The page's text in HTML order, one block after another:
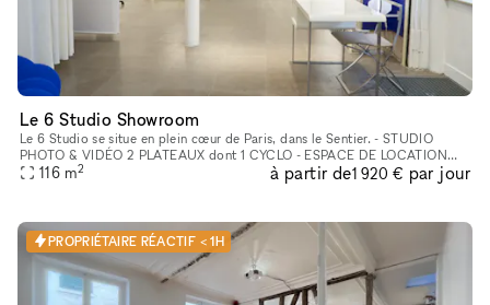
Le 6 Studio Showroom
Le 6 Studio se situe en plein cœur de Paris, dans le Sentier. - STUDIO
PHOTO & VIDÉO 2 PLATEAUX dont 1 CYCLO - ESPACE DE LOCATION
POUR SHOWROOMS / EXPOSITIONS / CASTINGS
116 m2 à partir de1 920 € par jour
PROPRIÉTAIRE RÉACTIF < 1H